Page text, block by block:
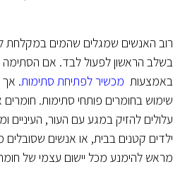
רוב האנשים שמגלים שהמים במקלחת
בשלב הראשון לפעול לבד. אם הסתימה
באמצעות מכשיר לפתיחת סתימות. אך
שימוש בחומרים פותחי סתימות. חומרים
עלולים להזיק במגע עם העור, העיניים
ילדים קטנים בבית, או אנשים שסובלים
מראש להימנע מכל יישום עצמי של